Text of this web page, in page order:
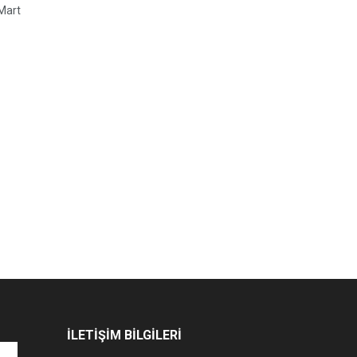
İLETİŞİM BİLGİLERİ